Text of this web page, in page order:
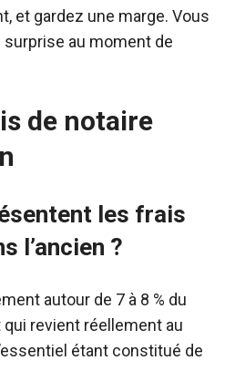
et gardez une marge. Vous
au moment de
de notaire
les frais
l’ancien ?
autour de 7 à 8 % du
qui revient réellement au
étant constitué de